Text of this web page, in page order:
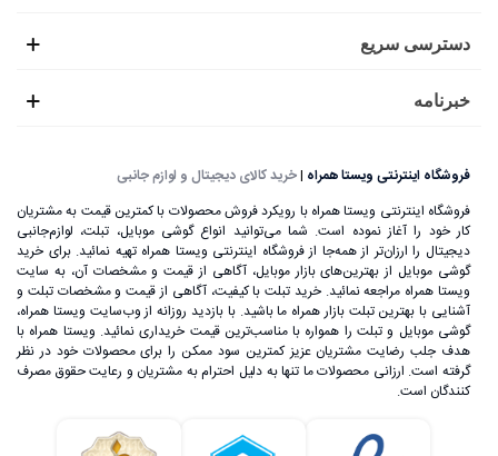
دسترسی سریع
خبرنامه
فروشگاه اینترنتی ویستا همراه |خرید کالای دیجیتال و لوازم جانبی
فروشگاه اینترنتی ویستا همراه با رویکرد فروش محصولات با کمترین قیمت به مشتریان
کار خود را آغاز نموده است. شما می‌توانید انواع گوشی موبایل، تبلت، لوازم‌جانبی
دیجیتال را ارزان‌تر از همه‌جا از فروشگاه اینترنتی ویستا همراه تهیه نمائید. برای خرید
گوشی موبایل از بهترین‌های بازار موبایل، آگاهی از قیمت و مشخصات آن، به ‌سایت
ویستا همراه مراجعه نمائید. خرید تبلت با کیفیت، آگاهی از قیمت و مشخصات تبلت و
آشنایی با بهترین تبلت بازار همراه ما باشید. با بازدید روزانه از وب‌سایت ویستا همراه،
گوشی موبایل و تبلت را همواره با مناسب‌ترین قیمت خریداری نمائید. ویستا همراه با
هدف جلب رضایت مشتریان عزیز کمترین سود ممکن را برای محصولات خود در نظر
گرفته است. ارزانی محصولات ما تنها به دلیل احترام به مشتریان و رعایت حقوق مصرف
کنندگان است.